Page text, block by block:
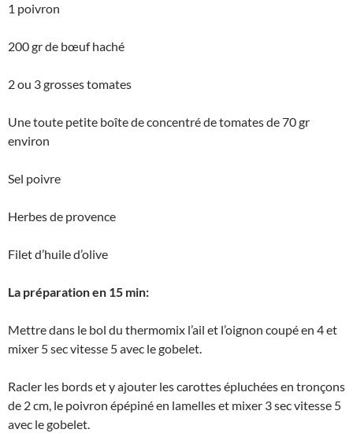
1 poivron
200 gr de bœuf haché
2 ou 3 grosses tomates
Une toute petite boîte de concentré de tomates de 70 gr
environ
Sel poivre
Herbes de provence
Filet d’huile d’olive
La préparation en 15 min:
Mettre dans le bol du thermomix l’ail et l’oignon coupé en 4 et
mixer 5 sec vitesse 5 avec le gobelet.
Racler les bords et y ajouter les carottes épluchées en tronçons
de 2 cm, le poivron épépiné en lamelles et mixer 3 sec vitesse 5
avec le gobelet.